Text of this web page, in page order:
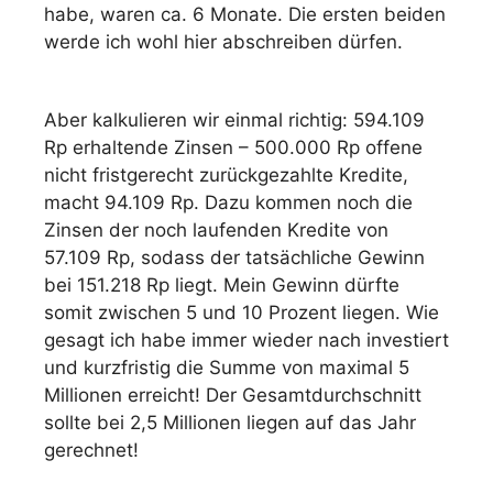
habe, waren ca. 6 Monate. Die ersten beiden
werde ich wohl hier abschreiben dürfen.
Aber kalkulieren wir einmal richtig: 594.109
Rp erhaltende Zinsen – 500.000 Rp offene
nicht fristgerecht zurückgezahlte Kredite,
macht 94.109 Rp. Dazu kommen noch die
Zinsen der noch laufenden Kredite von
57.109 Rp, sodass der tatsächliche Gewinn
bei 151.218 Rp liegt. Mein Gewinn dürfte
somit zwischen 5 und 10 Prozent liegen. Wie
gesagt ich habe immer wieder nach investiert
und kurzfristig die Summe von maximal 5
Millionen erreicht! Der Gesamtdurchschnitt
sollte bei 2,5 Millionen liegen auf das Jahr
gerechnet!